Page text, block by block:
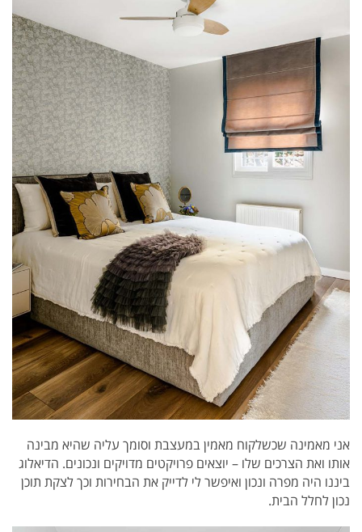
אני מאמינה שכשלקוח מאמין במעצבת וסומך עליה שהיא מבינה
אותו ואת הצרכים שלו – יוצאים פרויקטים מדויקים ונכונים. הדיאלוג
ביננו היה מפרה ונכון ואיפשר לי לדייק את הבחירות וכך לצקת תוכן
נכון לחלל הבית.